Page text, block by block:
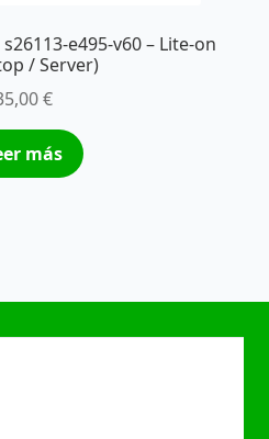
e495-v60 – Lite-on
/ Server)
€
más